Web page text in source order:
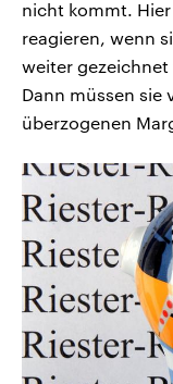
nicht kommt.
reagieren, wenn
weiter
Dann müssen sie
überzogenen